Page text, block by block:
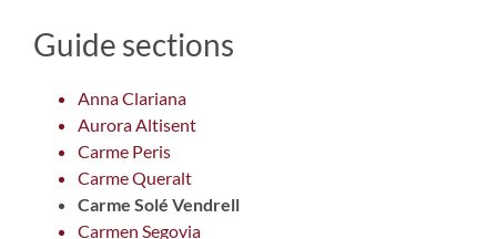
Guide sections
Anna Clariana
Aurora Altisent
Carme Peris
Carme Queralt
Carme Solé Vendrell
Carmen Segovia